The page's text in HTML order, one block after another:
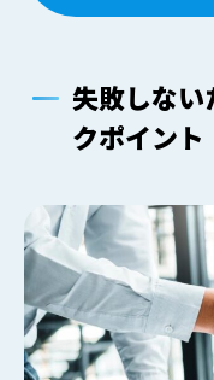
失敗しな
クポイント